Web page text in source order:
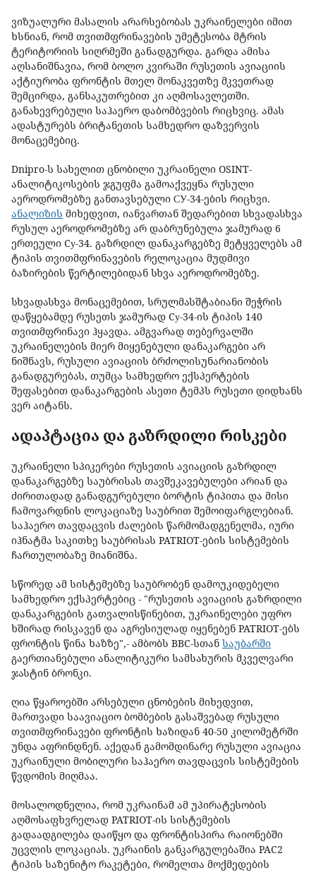
ვიზუალური მასალის არარსებობას უკრაინელები იმით
ხსნიან, რომ თვითმფრინავების უმეტესობა მტრის
ტერიტორიის სიღრმეში განადგურდა. გარდა ამისა
აღსანიშნავია, რომ ბოლო კვირაში რუსეთის ავიაციის
აქტიურობა ფრონტის მთელ მონაკვეთზე მკვეთრად
შემცირდა, განსაკუთრებით კი აღმოსავლეთში.
განახევრებული საჰაერო დაბომბვების რიცხვიც. ამას
ადასტურებს ბრიტანეთის სამხედრო დაზვერვის
მონაცემებიც.
Dnipro-ს სახელით ცნობილი უკრაინელი OSINT-
ანალიტიკოსების ჯგუფმა გამოაქვეყნა რუსული
აეროდრომებზე განთავსებული СУ-34-ების რიცხვი.
ანალიზის მიხედვით, იანვართან შედარებით სხვადასხვა
რუსულ აეროდრომებზე არ დაბრუნებულა ჯამურად 6
ერთეული Cу-34. გაზრდილ დანაკარგებზე მეტყველებს ამ
ტიპის თვითმფრინავების რელოკაცია მუდმივი
ბაზირების წერტილებიდან სხვა აეროდრომებზე.
სხვადასხვა მონაცემებით, სრულმასშტაბიანი შეჭრის
დაწყებამდე რუსეთს ჯამურად Cу-34-ის ტიპის 140
თვითმფრინავი ჰყავდა. ამგვარად თებერვალში
უკრაინელების მიერ მიყენებული დანაკარგები არ
ნიშნავს, რუსული ავიაციის ბრძოლისუნარიანობის
განადგურებას, თუმცა სამხედრო ექსპერტების
შეფასებით დანაკარგების ასეთი ტემპს რუსეთი დიდხანს
ვერ აიტანს.
ადაპტაცია და გაზრდილი რისკები
უკრაინელი სპიკერები რუსეთის ავიაციის გაზრდილ
დანაკარგებზე საუბრისას თავშეკავებულები არიან და
ძირითადად განადგურებული ბორტის ტიპითა და მისი
ჩამოვარდნის ლოკაციაზე საუბრით შემოიფარგლებიან.
საჰაერო თავდაცვის ძალების წარმომადგენელმა, იური
იჰნატმა საკითხე საუბრისას PATRIOT-ების სისტემების
ჩართულობაზე მიანიშნა.
სწორედ ამ სისტემებზე საუბრობენ დამოუკიდებელი
სამხედრო ექსპერტებიც - "რუსეთის ავიაციის გაზრდილი
დანაკარგების გათვალისწინებით, უკრაინელები უფრო
ხშირად რისკავენ და აგრესიულად იყენებენ PATRIOT-ებს
ფრონტის წინა ხაზზე",- ამბობს BBC-სთან საუბარში
გაერთიანებული ანალიტიკური სამსახურის მკველვარი
ჯასტინ ბრონკი.
ღია წყაროებში არსებული ცნობების მიხედვით,
მართვადი საავიაციო ბომბების გასაშვებად რუსული
თვითმფრინავები ფრონტის ხაზიდან 40-50 კილომეტრში
უნდა აფრინდნენ. აქედან გამომდინარე რუსული ავიაცია
უკრაინული მობილური საჰაერო თავდაცვის სისტემების
წვდომის მიღმაა.
მოსალოდნელია, რომ უკრაინამ ამ უპირატესობის
აღმოსაფხვრელად PATRIOT-ის სისტემების
გადაადგილება დაიწყო და ფრონტისპირა რაიონებში
უცვლის ლოკაციას. უკრაინის განკარგულებაშია PAC2
ტიპის საზენიტო რაკეტები, რომელთა მოქმედების